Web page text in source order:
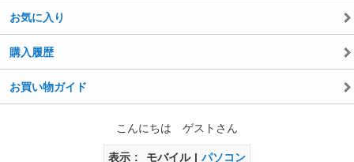
お気に入り
購入履歴
お買い物ガイド
こんにちは ゲストさん
表示 モバイル パソコン